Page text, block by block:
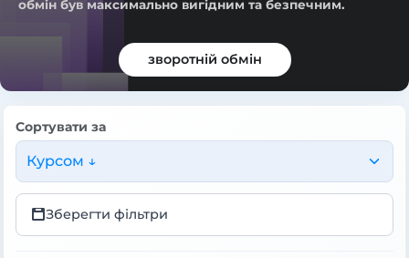
обмін був максимально вигідним та безпечним.
зворотній обмін
Сортувати за
Курсом ↓
Зберегти фільтри